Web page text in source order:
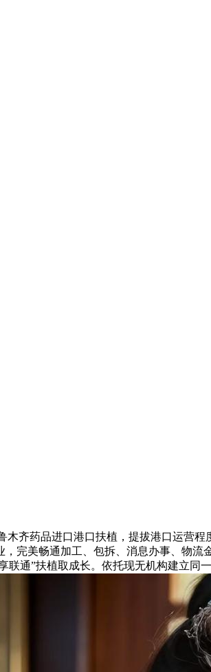
药品进口港口扶植，提拔港口运营程
完美畅通加工、包拆、消息办事、物
联通”扶植取成长。依托现无机构建立